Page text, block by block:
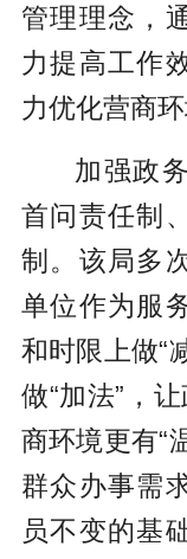
管理理念，
力提高工作
力优化营商环
加强政
首问责任制
制。该局多
单位作为服
和时限上做“
做“加法”，
商环境更有“
群众办事需
员不变的基